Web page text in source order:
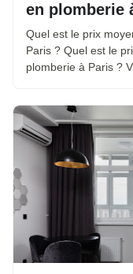
en plomberie
Quel est le prix
Paris ? Quel est le
plomberie à Paris ?